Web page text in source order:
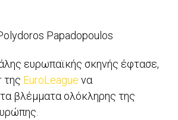
Papadopoulos
ευρωπαϊκής σκηνής έφτασε,
της EuroLeague να
βλέμματα ολόκληρης της